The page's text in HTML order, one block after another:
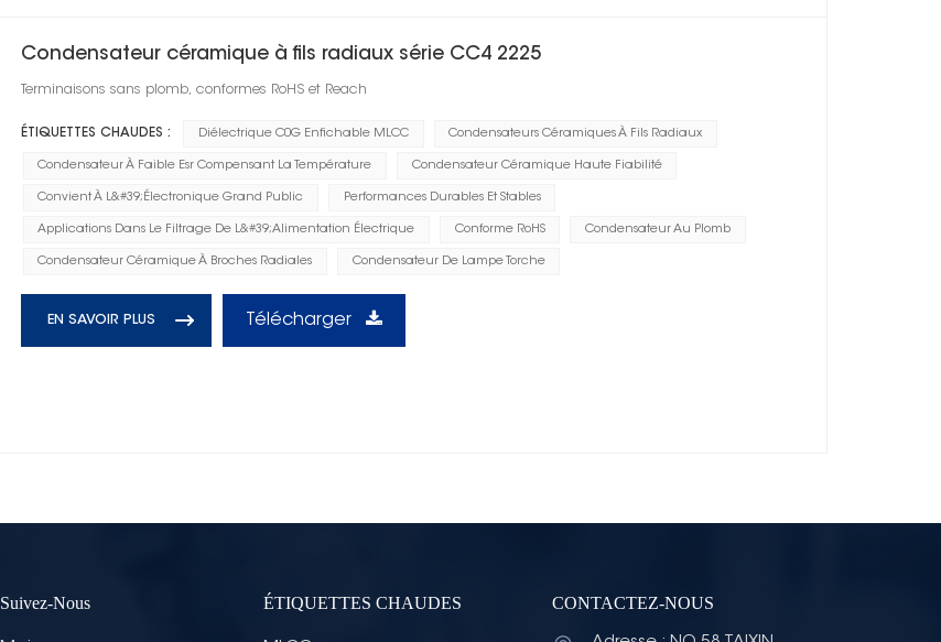
Condensateur céramique à fils radiaux série CC4 2225
Terminaisons sans plomb, conformes RoHS et Reach
ÉTIQUETTES CHAUDES : Diélectrique C0G Enfichable MLCC Condensateurs Céramiques À Fils Radiaux
Condensateur À Faible Esr Compensant La Température Condensateur Céramique Haute Fiabilité
Convient À L&#39;électronique Grand Public Performances Durables Et Stables
Applications Dans Le Filtrage De L&#39;alimentation Électrique Conforme RoHS Condensateur Au Plomb
Condensateur Céramique À Broches Radiales Condensateur De Lampe Torche
EN SAVOIR PLUS Télécharger
Suivez-Nous ÉTIQUETTES CHAUDES CONTACTEZ-NOUS